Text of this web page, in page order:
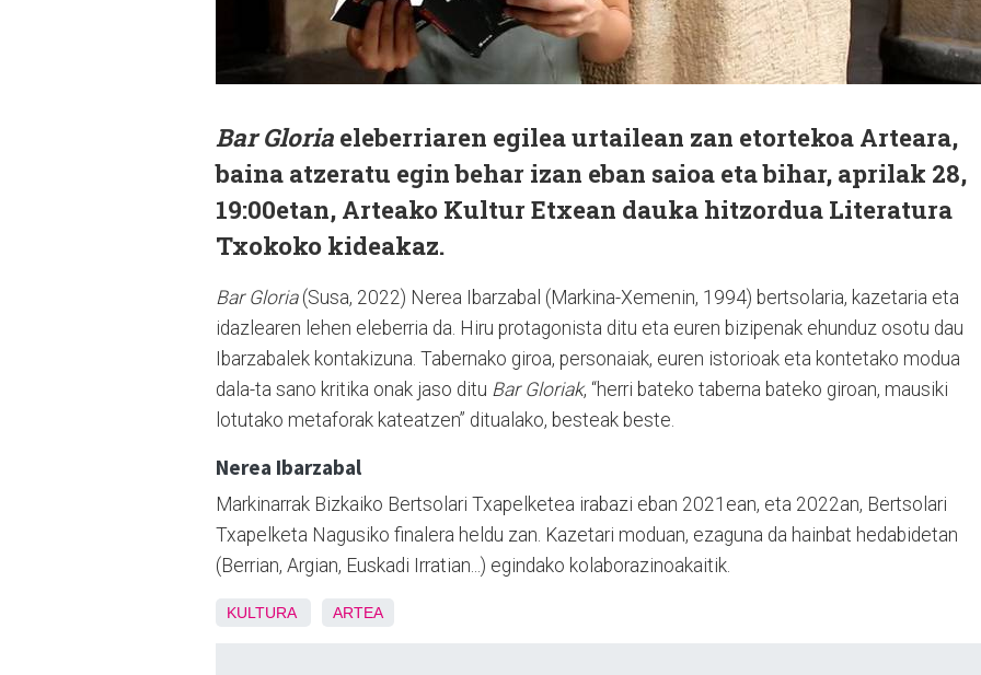
Bar Gloria eleberriaren egilea urtailean zan etortekoa Arteara,
baina atzeratu egin behar izan eban saioa eta bihar, aprilak 28,
19:00etan, Arteako Kultur Etxean dauka hitzordua Literatura
Txokoko kideakaz.
Bar Gloria(Susa, 2022) Nerea Ibarzabal (Markina-Xemenin, 1994) bertsolaria, kazetaria eta
idazlearen lehen eleberria da. Hiru protagonista ditu eta euren bizipenak ehunduz osotu dau
Ibarzabalek kontakizuna. Tabernako giroa, personaiak, euren istorioak eta kontetako modua
dala-ta sano kritika onak jaso ditu Bar Gloriak, “herri bateko taberna bateko giroan, mausiki
lotutako metaforak kateatzen” ditualako, besteak beste.
Nerea Ibarzabal
Markinarrak Bizkaiko Bertsolari Txapelketea irabazi eban 2021ean, eta 2022an, Bertsolari
Txapelketa Nagusiko finalera heldu zan. Kazetari moduan, ezaguna da hainbat hedabidetan
(Berrian, Argian, Euskadi Irratian...) egindako kolaborazinoakaitik.
KULTURA ARTEA